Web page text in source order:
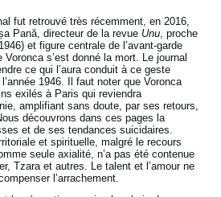
fut retrouvé très récemment, en 2016,
Pană, directeur de la revue Unu, proche
et figure centrale de l’avant-garde
s’est donné la mort. Le journal
ce qui l’aura conduit à ce geste
1946. Il faut noter que Voronca
exilés à Paris qui reviendra
amplifiant sans doute, par ses retours,
découvrons dans ces pages la
et de ses tendances suicidaires.
et spirituelle, malgré le recours
seule axialité, n’a pas été contenue
Tzara et autres. Le talent et l’amour ne
l’arrachement.